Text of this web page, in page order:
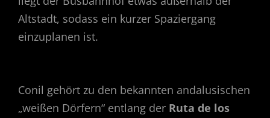
Altstadt, sodass ein kurzer Spaziergang
einzuplanen ist.
Conil gehört zu den bekannten andalusischen
„weißen Dörfern“ entlang der Ruta de los